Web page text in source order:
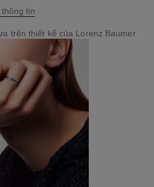
tin
trên thiết kế của Lorenz Baumer